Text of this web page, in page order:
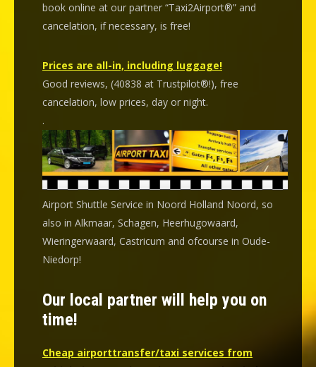
book online at our partner “Taxi2Airport®” and
cancelation, if necessary, is free!
Prices are all-in, including luggage!
Good reviews, (40838 at Trustpilot®!), free
cancelation, low prices, day or night.
.
Airport Shuttle Service in Noord Holland Noord, so
also in Alkmaar, Schagen, Heerhugowaard,
Wieringerwaard, Castricum and ofcourse in Oude-
Niedorp!
Our local partner will help you on
time!
Cheap airporttransfer/taxi services from